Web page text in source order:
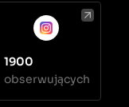
1900
obserwujących